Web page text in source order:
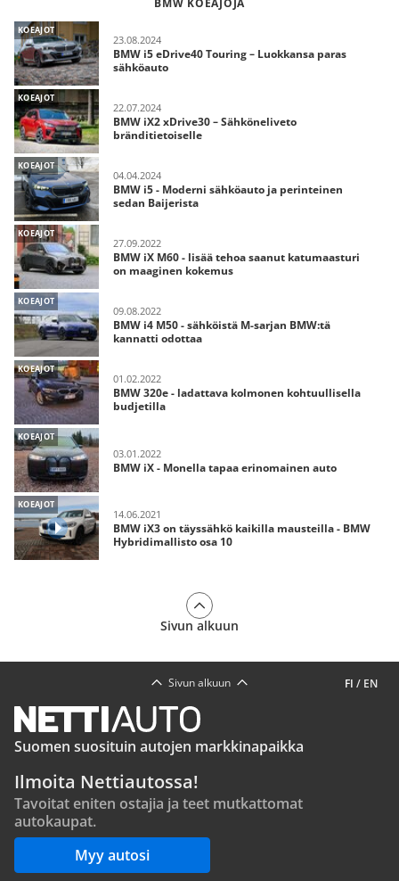
BMW KOEAJOJA
KOEAJOT
23.08.2024
BMW i5 eDrive40 Touring – Luokkansa paras
sähköauto
KOEAJOT
22.07.2024
BMW iX2 xDrive30 – Sähköneliveto
bränditietoiselle
KOEAJOT
04.04.2024
BMW i5 - Moderni sähköauto ja perinteinen
sedan Baijerista
KOEAJOT
27.09.2022
BMW iX M60 - lisää tehoa saanut katumaasturi
on maaginen kokemus
KOEAJOT
09.08.2022
BMW i4 M50 - sähköistä M-sarjan BMW:tä
kannatti odottaa
KOEAJOT
01.02.2022
BMW 320e - ladattava kolmonen kohtuullisella
budjetilla
KOEAJOT
03.01.2022
BMW iX - Monella tapaa erinomainen auto
KOEAJOT
14.06.2021
BMW iX3 on täyssähkö kaikilla mausteilla - BMW
Hybridimallisto osa 10
Sivun alkuun
FI / EN
Sivun alkuun
Suomen suosituin autojen markkinapaikka
Ilmoita Nettiautossa!
Tavoitat eniten ostajia ja teet mutkattomat
autokaupat.
Myy autosi